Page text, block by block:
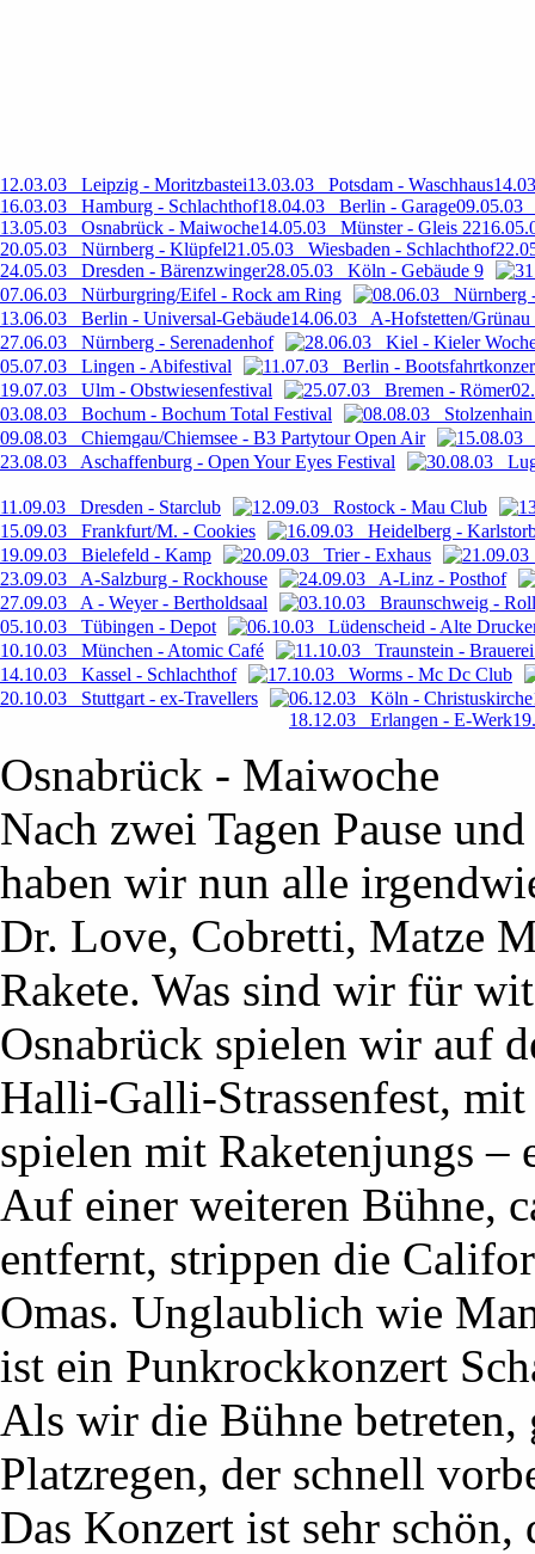
12.03.03 Leipzig - Moritzbastei13.03.03 Potsdam - Waschhaus
16.03.03 Hamburg - Schlachthof18.04.03 Berlin - Garage09.05.03
13.05.03 Osnabrück - Maiwoche14.05.03 Münster - Gleis 22
20.05.03 Nürnberg - Klüpfel21.05.03 Wiesbaden - Schlachthof
24.05.03 Dresden - Bärenzwinger28.05.03 Köln - Gebäude 9
07.06.03 Nürburgring/Eifel - Rock am Ring
08.06.03 Nürnberg
13.06.03 Berlin - Universal-Gebäude14.06.03 A-Hofstetten/Grünau
27.06.03 Nürnberg - Serenadenhof
28.06.03 Kiel - Kieler
05.07.03 Lingen - Abifestival
11.07.03 Berlin -
19.07.03 Ulm - Obstwiesenfestival
25.07.03 Bremen - Römer
03.08.03 Bochum - Bochum Total Festival
08.08.03 Stolzenhain
09.08.03 Chiemgau/Chiemsee - B3 Partytour Open Air
15.08.03
23.08.03 Aschaffenburg - Open Your Eyes Festival
30.08.03
11.09.03 Dresden - Starclub 12.09.03 Rostock - Mau Club
15.09.03 Frankfurt/M. - Cookies
16.09.03 Heidelberg -
19.09.03 Bielefeld - Kamp
20.09.03 Trier - Exhaus
23.09.03 A-Salzburg - Rockhouse
24.09.03 A-Linz - Posthof
27.09.03 A - Weyer - Bertholdsaal
03.10.03 Braunschweig -
05.10.03 Tübingen - Depot
06.10.03 Lüdenscheid - Alte
10.10.03 München - Atomic Café
11.10.03 Traunstein -
14.10.03 Kassel - Schlachthof
17.10.03 Worms - Mc Dc Club
20.10.03 Stuttgart - ex-Travellers
06.12.03 Köln - Christuskirche
18.12.03 Erlangen - E-Werk
Osnabrück - Maiwoche
Nach zwei Tagen Pause
haben wir nun alle
Dr. Love, Cobretti, Matze
Rakete. Was sind wir für
Osnabrück spielen wir auf
Halli-Galli-Strassenfest,
spielen mit Raketenjungs –
Auf einer weiteren Bühne,
entfernt, strippen die
Omas. Unglaublich wie
ist ein Punkrockkonzert
Als wir die Bühne
Platzregen, der schnell
Das Konzert ist sehr